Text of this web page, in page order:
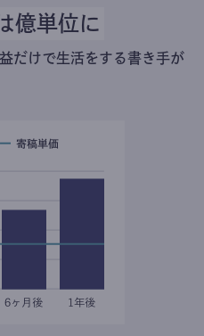
億単位に
だけで生活をする書き手が